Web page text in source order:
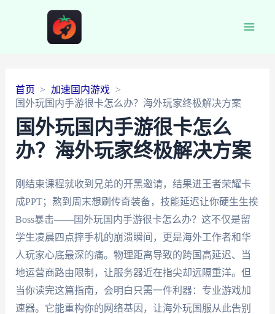
首页
加速国内游戏
国外玩国内手游很卡怎么办？海外玩家终极解决方案
国外玩国内手游很卡怎么
办？海外玩家终极解决方案
刚结束课程就收到兄弟的开黑邀请，结果进王者荣耀卡
成PPT；熬到周末想刷传奇装备，技能延迟让你硬生生挨
Boss暴击——国外玩国内手游很卡怎么办？这不仅是留
学生凌晨四点摔手机的崩溃瞬间，更是海外工作者和华
人玩家心底最深的痛。物理距离导致的跨国高延迟、当
地运营商路由限制，让服务器近在指尖却远隔重洋。但
当你读完这篇指南，会明白只需一件利器：专业游戏加
速器。它能重构你的网络基因，让海外玩国服从此告别